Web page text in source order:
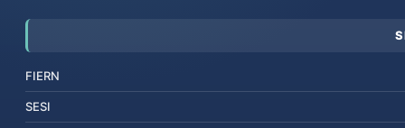
FIERN
SESI